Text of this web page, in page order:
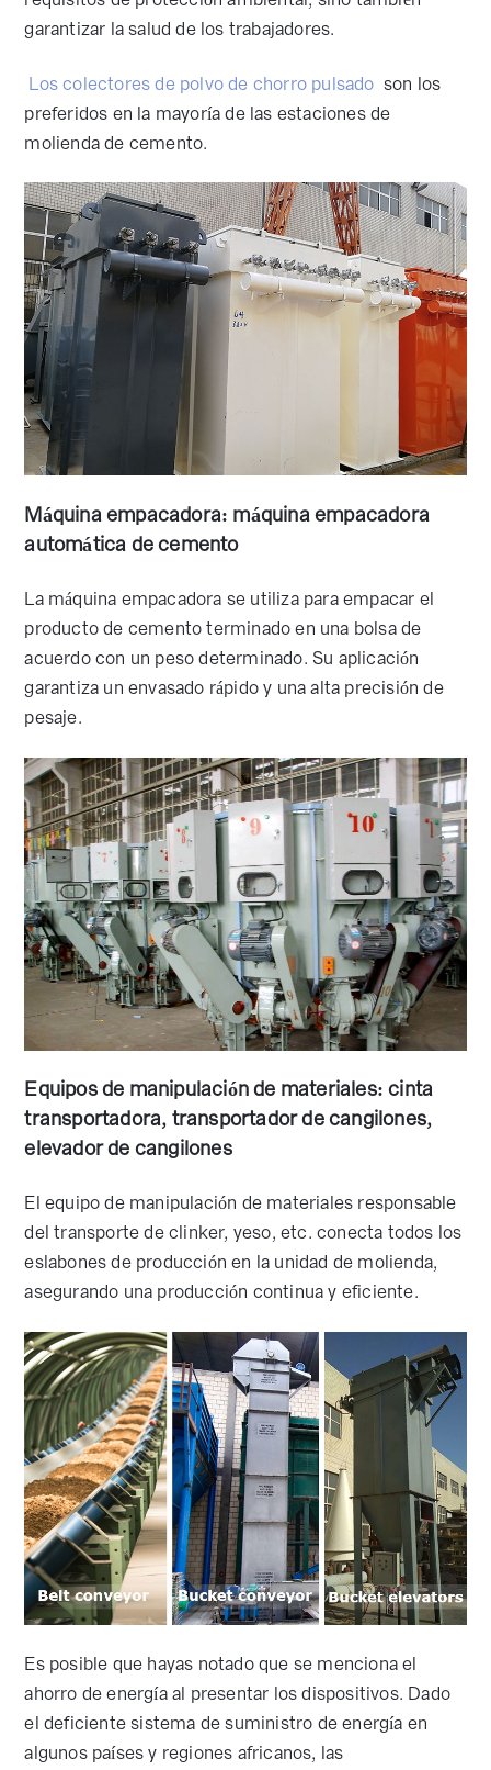
garantizar la salud de los trabajadores.
Los colectores de polvo de chorro pulsado son los
preferidos en la mayoría de las estaciones de
molienda de cemento.
Máquina empacadora: máquina empacadora
automática de cemento
La máquina empacadora se utiliza para empacar el
producto de cemento terminado en una bolsa de
acuerdo con un peso determinado. Su aplicación
garantiza un envasado rápido y una alta precisión de
pesaje.
Equipos de manipulación de materiales: cinta
transportadora, transportador de cangilones,
elevador de cangilones
El equipo de manipulación de materiales responsable
del transporte de clinker, yeso, etc. conecta todos los
eslabones de producción en la unidad de molienda,
asegurando una producción continua y eficiente.
Es posible que hayas notado que se menciona el
ahorro de energía al presentar los dispositivos. Dado
el deficiente sistema de suministro de energía en
algunos países y regiones africanos, las